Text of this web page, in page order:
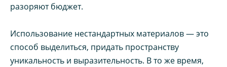
разоряют бюджет.
Использование нестандартных материалов — это
способ выделиться, придать пространству
уникальность и выразительность. В то же время,